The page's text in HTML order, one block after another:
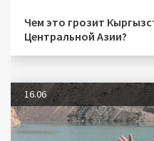
Чем это грозит
Центральной Азии?
16.06